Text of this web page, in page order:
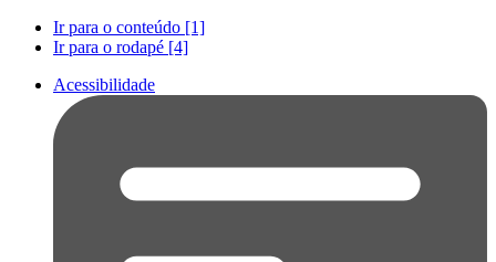
Ir para o conteúdo [1]
Ir para o rodapé [4]
Acessibilidade